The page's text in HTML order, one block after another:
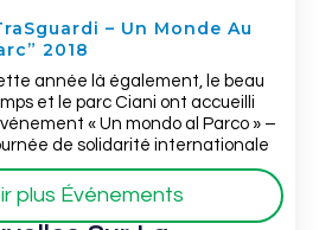
– Un Monde Au
2018
année là également, le beau
et le parc Ciani ont accueilli
« Un mondo al Parco » –
de solidarité internationale
plus Événements